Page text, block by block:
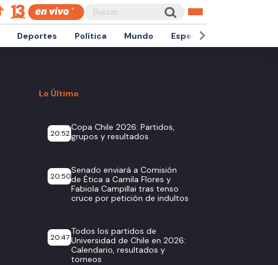
Deportes Política Mundo Espectáculos
Lo Último
20:52
Copa Chile 2026: Partidos,
grupos y resultados
20:50
Senado enviará a Comisión
de Ética a Camila Flores y
Fabiola Campillai tras tenso
cruce por petición de indultos
20:47
Todos los partidos de
Universidad de Chile en 2026:
Calendario, resultados y
torneos